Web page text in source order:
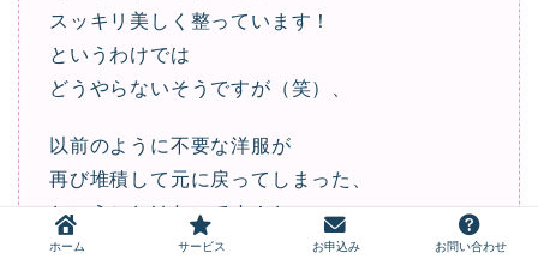
スッキリ美しく整っています！
というわけでは
どうやらないそうですが（笑）、
以前のように不要な洋服が
再び堆積して元に戻ってしまった、
ということはないです！と
おっしゃっていました。
ホーム サービス お申込み お問い合わせ